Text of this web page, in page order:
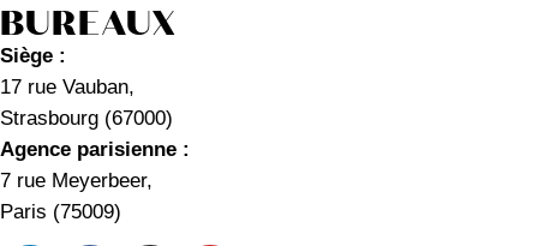
BUREAUX
Siège :
17 rue Vauban,
Strasbourg (67000)
Agence parisienne :
7 rue Meyerbeer,
Paris (75009)